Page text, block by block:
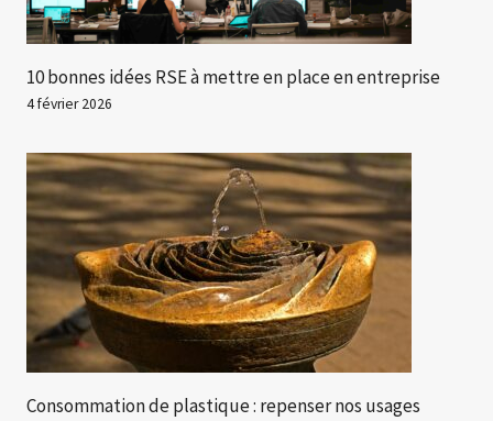
10 bonnes idées RSE à mettre en place en entreprise
4 février 2026
Consommation de plastique : repenser nos usages